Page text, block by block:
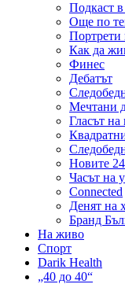
Подкаст
Още по
Портрети
Как да
Финес
Дебатът
Мечтани
Гласът на
Новите
Часът на
Connected
Денят на
Бранд
На живо
Спорт
Darik Health
„40 до 40“